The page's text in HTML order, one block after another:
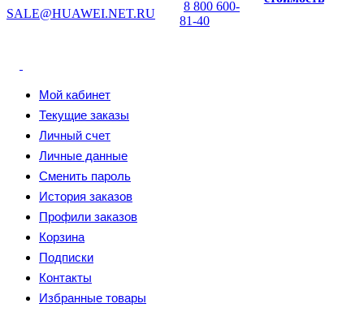
SALE@HUAWEI.NET.RU
8 800 600-
81-40
Мой кабинет
Текущие заказы
Личный счет
Личные данные
Сменить пароль
История заказов
Профили заказов
Корзина
Подписки
Контакты
Избранные товары